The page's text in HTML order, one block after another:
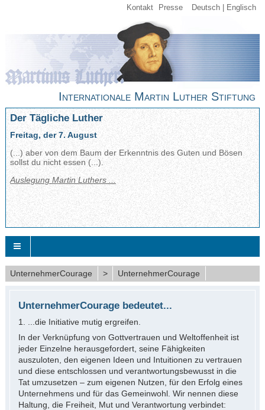
Kontakt Presse Deutsch Englisch
Internationale Martin Luther Stiftung
Der Tägliche Luther
Freitag, der 7. August
(...) aber von dem Baum der Erkenntnis des Guten und Bösen
sollst du nicht essen (...).
Auslegung Martin Luthers ...
UnternehmerCourage > UnternehmerCourage
UnternehmerCourage bedeutet...
1. ...die Initiative mutig ergreifen.
In der Verknüpfung von Gottvertrauen und Weltoffenheit ist
jeder Einzelne herausgefordert, seine Fähigkeiten
auszuloten, den eigenen Ideen und Intuitionen zu vertrauen
und diese entschlossen und verantwortungsbewusst in die
Tat umzusetzen – zum eigenen Nutzen, für den Erfolg eines
Unternehmens und für das Gemeinwohl. Wir nennen diese
Haltung, die Freiheit, Mut und Verantwortung verbindet: